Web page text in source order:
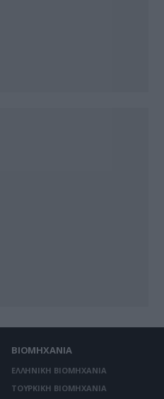
ΒΙΟΜΗΧΑΝΙΑ
ΕΛΛΗΝΙΚΗ ΒΙΟΜΗΧΑΝΙΑ
ΤΟΥΡΚΙΚΗ ΒΙΟΜΗΧΑΝΙΑ